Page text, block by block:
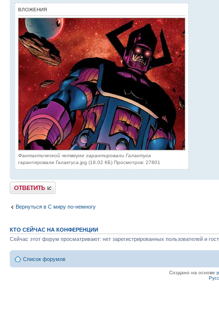
ВЛОЖЕНИЯ
Фантастической четверке гарантировали Галактуса
гарантировали Галактуса.jpg (18.02 КБ) Просмотров: 27801
Ответить
Вернуться в С миру по-немногу
КТО СЕЙЧАС НА КОНФЕРЕНЦИИ
Сейчас этот форум просматривают: нет зарегистрированных пользователей и
Список форумов
Создано на основе